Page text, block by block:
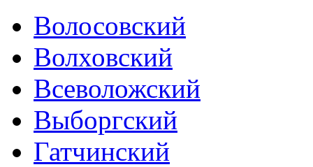
Волосовский
Волховский
Всеволожский
Выборгский
Гатчинский